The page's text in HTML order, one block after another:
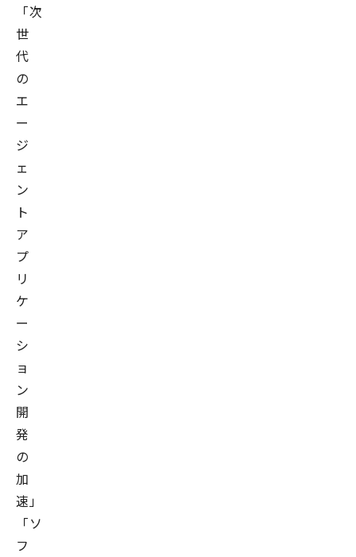
「次
世
代
の
エ
ー
ジ
ェ
ン
ト
ア
プ
リ
ケ
ー
シ
ョ
ン
開
発
の
加
速」
「ソ
フ